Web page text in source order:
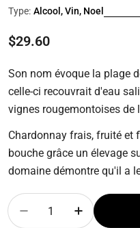
Type: Alcool, Vin, Noel
Prix
régulier
$29.60
Son nom évoque la plage
celle-ci recouvrait d'eau
vignes rougemontoises de
Chardonnay frais, fruité et
bouche grâce un élevage
domaine démontre qu'il a
Quantité
Diminuer la